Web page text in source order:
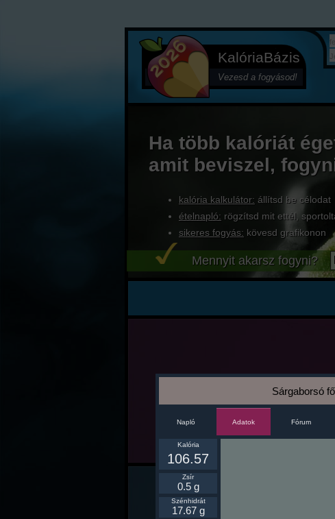
KalóriaBázis
Vezesd a fogyásod!
Ha több kalóriát
amit beviszel,
kalória kalkulátor: állítsd be célodat
ételnapló: rögzítsd mit ettél,
sikeres fogyás: kövesd grafikonon
Mennyit akarsz fogyni?
Sárgaborsó
Napló Adatok Fórum
Kalória
106.57
Zsír
0.5 g
Szénhidrát
17.67 g